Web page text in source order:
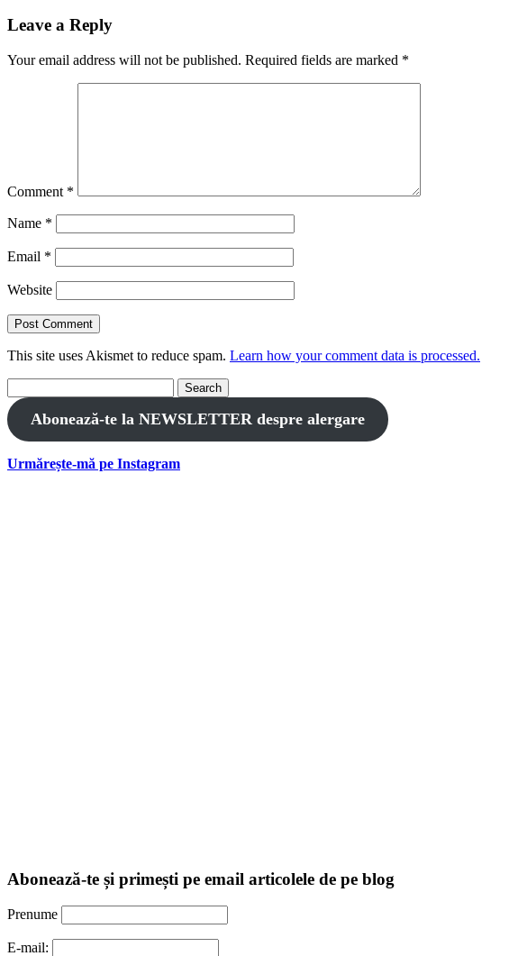
Leave a Reply
Your email address will not be published. Required fields are marked *
Comment *
Name *
Email *
Website
This site uses Akismet to reduce spam. Learn how your comment data is processed.
for:
Abonează-te la NEWSLETTER despre alergare
Urmărește-mă pe Instagram
Abonează-te și primești pe email articolele de pe blog
Prenume
E-mail: